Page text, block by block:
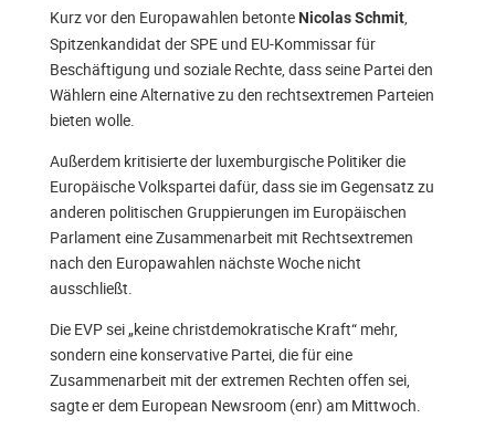
Kurz vor den Europawahlen betonte Nicolas Schmit,
Spitzenkandidat der SPE und EU-Kommissar für
Beschäftigung und soziale Rechte, dass seine Partei den
Wählern eine Alternative zu den rechtsextremen Parteien
bieten wolle.
Außerdem kritisierte der luxemburgische Politiker die
Europäische Volkspartei dafür, dass sie im Gegensatz zu
anderen politischen Gruppierungen im Europäischen
Parlament eine Zusammenarbeit mit Rechtsextremen
nach den Europawahlen nächste Woche nicht
ausschließt.
Die EVP sei „keine christdemokratische Kraft“ mehr,
sondern eine konservative Partei, die für eine
Zusammenarbeit mit der extremen Rechten offen sei,
sagte er dem European Newsroom (enr) am Mittwoch.